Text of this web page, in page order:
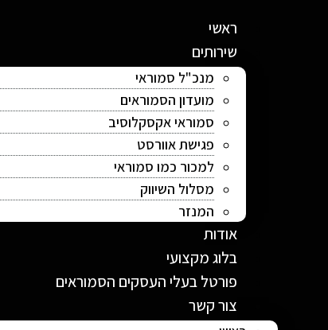
ראשי
שירותים
מנכ"ל סמוראי
מועדון הסמוראים
סמוראי אקסקלוסיב
פגישת אוורסט
למכור כמו סמוראי
מסלול השיווק
המנזר
אודות
בלוג מקצועי
פורטל בעלי העסקים הסמוראים
צור קשר